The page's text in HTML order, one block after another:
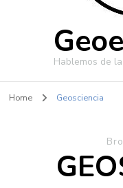
Hablemos de
Home Geosciencia